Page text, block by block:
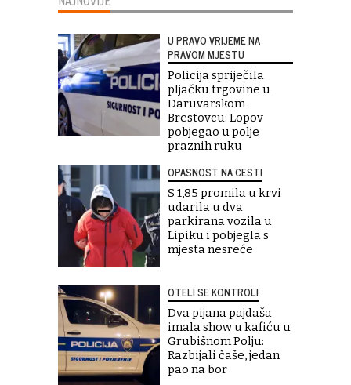
U PRAVO VRIJEME NA
PRAVOM MJESTU
Policija spriječila
pljačku trgovine u
Daruvarskom
Brestovcu: Lopov
pobjegao u polje
praznih ruku
OPASNOST NA CESTI
S 1,85 promila u krvi
udarila u dva
parkirana vozila u
Lipiku i pobjegla s
mjesta nesreće
OTELI SE KONTROLI
Dva pijana pajdaša
imala show u kafiću u
Grubišnom Polju:
Razbijali čaše, jedan
pao na bor